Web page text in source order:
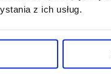
z ich usług.